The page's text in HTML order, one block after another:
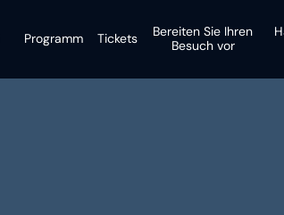
Programm Tickets
Bereiten Sie Ihren
Besuch vor